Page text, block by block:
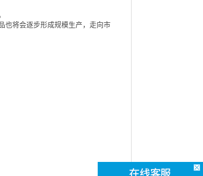
也将会逐步形成规模生产，走向市